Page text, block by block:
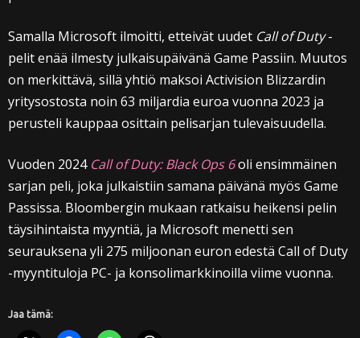
Samalla Microsoft ilmoitti, etteivät uudet Call of Duty-
pelit enää ilmesty julkaisupäivänä Game Passiin. Muutos
on merkittävä, sillä yhtiö maksoi Activision Blizzardin
yritysostosta noin 63 miljardia euroa vuonna 2023 ja
perusteli kauppaa osittain pelisarjan tulevaisuudella.
Vuoden 2024 Call of Duty: Black Ops 6oli ensimmäinen
sarjan peli, joka julkaistiin samana päivänä myös Game
Passissa. Bloombergin mukaan ratkaisu heikensi pelin
täysihintaista myyntiä, ja Microsoft menetti sen
seurauksena yli 275 miljoonan euron edestä Call of Duty
-myyntituloja PC- ja konsolimarkkinoilla viime vuonna.
Jaa tämä: